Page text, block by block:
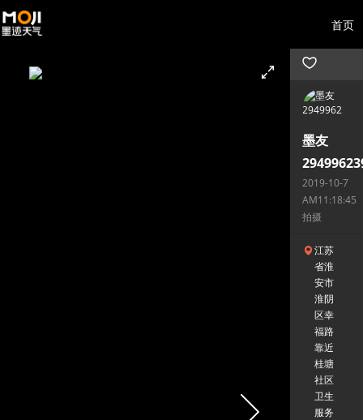
首页
墨友
2019-10-7
AM11:18:45
拍摄
江苏
省淮
安市
淮阴
区幸
福路
靠近
桂塘
社区
卫生
服务